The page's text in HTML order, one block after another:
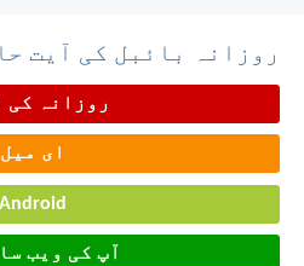
روزانہ بائبل کی آیت
روزانہ کی
ای میل
Android
آپ کی ویب